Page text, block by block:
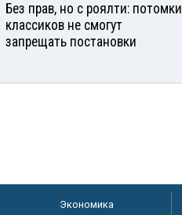
Без прав, но с роялти: потомки
классиков не смогут
запрещать постановки
Экономика